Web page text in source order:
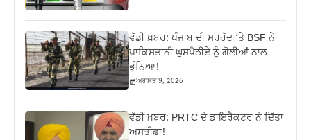
ਵੱਡੀ ਖ਼ਬਰ: ਪੰਜਾਬ ਦੀ ਸਰਹੱਦ ‘ਤੇ BSF ਨੇ
ਪਾਕਿਸਤਾਨੀ ਘੁਸਪੈਠੀਏ ਨੂੰ ਗੋਲੀਆਂ ਨਾਲ
ਭੁੰਨਿਆ!
ਅਗਸਤ 9, 2026
ਵੱਡੀ ਖ਼ਬਰ: PRTC ਦੇ ਡਾਇਰੈਕਟਰ ਨੇ ਦਿੱਤਾ
ਅਸਤੀਫ਼ਾ!